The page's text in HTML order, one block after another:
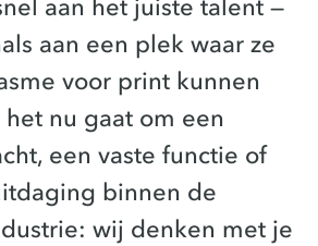
aan het juiste talent —
aan een plek waar ze
voor print kunnen
nu gaat om een
een vaste functie of
binnen de
wij denken met je